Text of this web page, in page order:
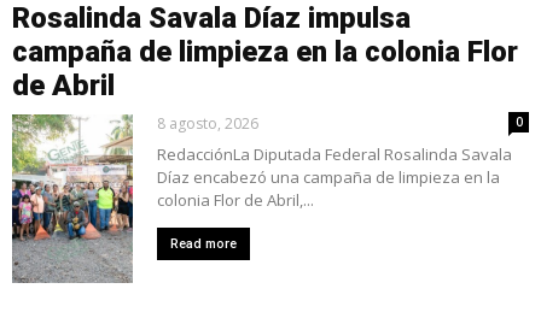
Rosalinda Savala Díaz impulsa
campaña de limpieza en la colonia Flor
de Abril
8 agosto, 2026 0
RedacciónLa Diputada Federal Rosalinda Savala
Díaz encabezó una campaña de limpieza en la
colonia Flor de Abril,...
Read more